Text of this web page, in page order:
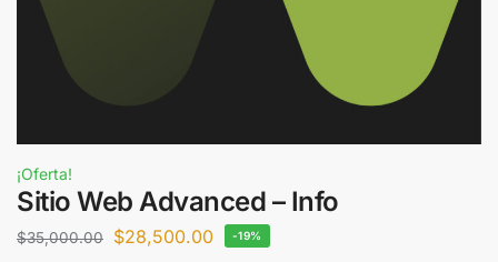
¡Oferta!
Sitio Web Advanced – Info
$35,000.00 $28,500.00 -19%